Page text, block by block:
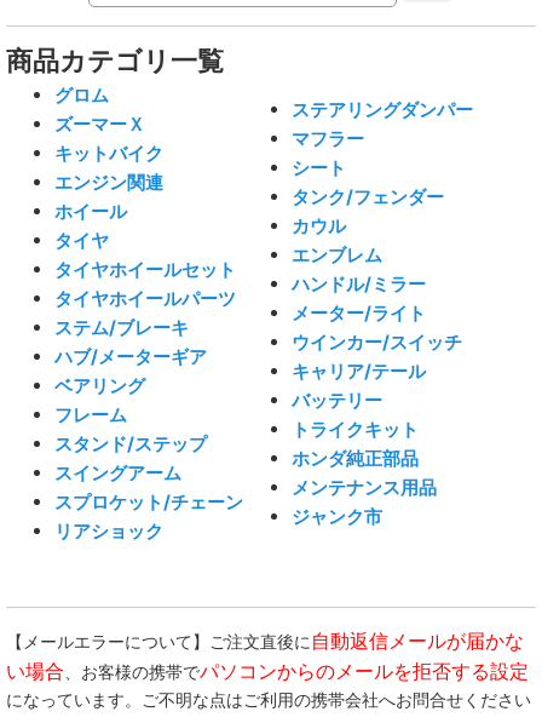
商品カテゴリ一覧
グロム
ズーマーＸ
キットバイク
エンジン関連
ホイール
タイヤ
タイヤホイールセット
タイヤホイールパーツ
ステム/ブレーキ
ハブ/メーターギア
ベアリング
フレーム
スタンド/ステップ
スイングアーム
スプロケット/チェーン
リアショック
ステアリングダンパー
マフラー
シート
タンク/フェンダー
カウル
エンブレム
ハンドル/ミラー
メーター/ライト
ウインカー/スイッチ
キャリア/テール
バッテリー
トライクキット
ホンダ純正部品
メンテナンス用品
ジャンク市
【メールエラーについて】ご注文直後に 自動返信メールが届かな
い場合 、お客様の携帯でパソコンからのメールを拒否する設定
になっています。ご不明な点はご利用の携帯会社へお問合せください